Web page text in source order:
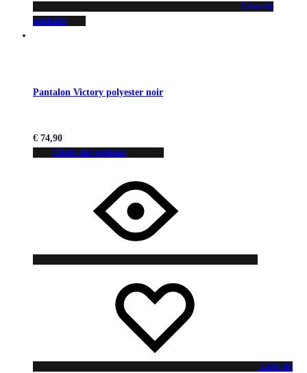
Liste de
souhaits
Pantalon Victory polyester noir
€ 74,90
Choix des options
Liste de